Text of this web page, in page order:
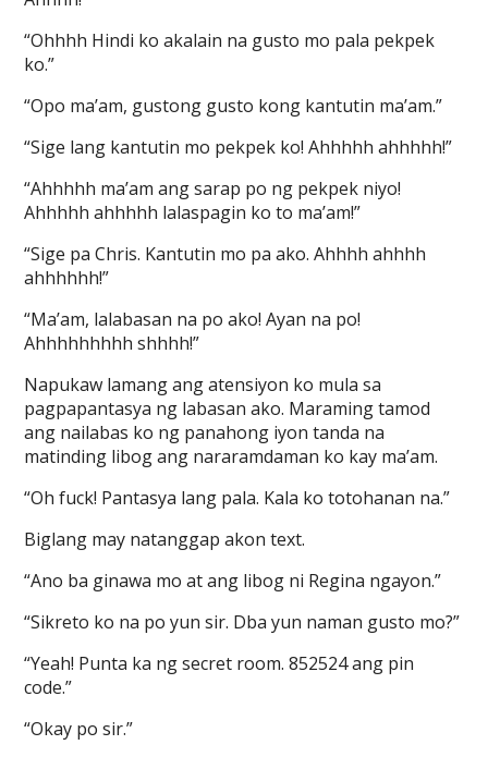
“Ohhhh Hindi ko akalain na gusto mo pala pekpek
ko.”
“Opo ma’am, gustong gusto kong kantutin ma’am.”
“Sige lang kantutin mo pekpek ko! Ahhhhh ahhhhh!”
“Ahhhhh ma’am ang sarap po ng pekpek niyo!
Ahhhhh ahhhhh lalaspagin ko to ma’am!”
“Sige pa Chris. Kantutin mo pa ako. Ahhhh ahhhh
ahhhhhh!”
“Ma’am, lalabasan na po ako! Ayan na po!
Ahhhhhhhhh shhhh!”
Napukaw lamang ang atensiyon ko mula sa
pagpapantasya ng labasan ako. Maraming tamod
ang nailabas ko ng panahong iyon tanda na
matinding libog ang nararamdaman ko kay ma’am.
“Oh fuck! Pantasya lang pala. Kala ko totohanan na.”
Biglang may natanggap akon text.
“Ano ba ginawa mo at ang libog ni Regina ngayon.”
“Sikreto ko na po yun sir. Dba yun naman gusto mo?”
“Yeah! Punta ka ng secret room. 852524 ang pin
code.”
“Okay po sir.”